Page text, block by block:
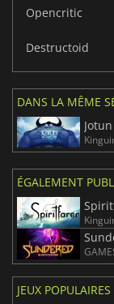
Opencritic
Destructoid
DANS LA MÊME
ÉGALEMENT
JEUX POPULAIRES